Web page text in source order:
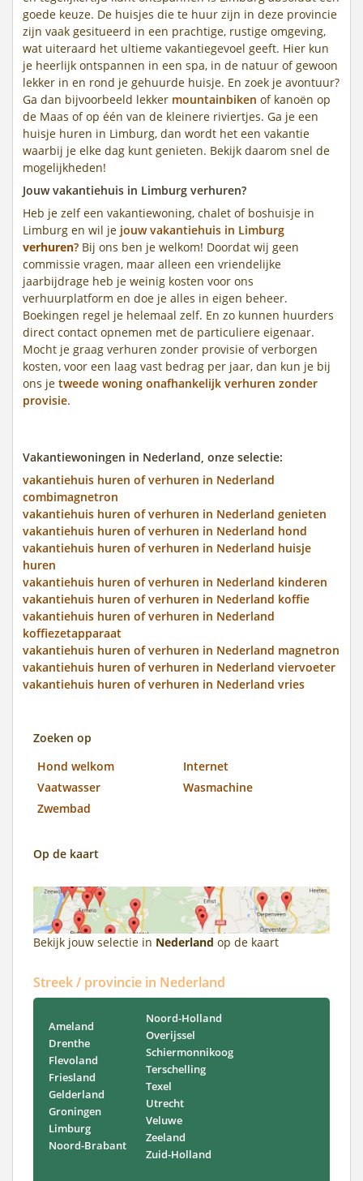
goede keuze. De huisjes die te huur zijn in deze provincie
zijn vaak gesitueerd in een prachtige, rustige omgeving,
wat uiteraard het ultieme vakantiegevoel geeft. Hier kun
je heerlijk ontspannen in een spa, in de natuur of gewoon
lekker in en rond je gehuurde huisje. En zoek je avontuur?
Ga dan bijvoorbeeld lekker mountainbiken of kanoën op
de Maas of op één van de kleinere riviertjes. Ga je een
huisje huren in Limburg, dan wordt het een vakantie
waarbij je elke dag kunt genieten. Bekijk daarom snel de
mogelijkheden!
Jouw vakantiehuis in Limburg verhuren?
Heb je zelf een vakantiewoning, chalet of boshuisje in
Limburg en wil je jouw vakantiehuis in Limburg
verhuren? Bij ons ben je welkom! Doordat wij geen
commissie vragen, maar alleen een vriendelijke
jaarbijdrage heb je weinig kosten voor ons
verhuurplatform en doe je alles in eigen beheer.
Boekingen regel je helemaal zelf. En zo kunnen huurders
direct contact opnemen met de particuliere eigenaar.
Mocht je graag verhuren zonder provisie of verborgen
kosten, voor een laag vast bedrag per jaar, dan kun je bij
ons je tweede woning onafhankelijk verhuren zonder
provisie.
Vakantiewoningen in Nederland, onze selectie:
vakantiehuis huren of verhuren in Nederland
combimagnetron
vakantiehuis huren of verhuren in Nederland genieten
vakantiehuis huren of verhuren in Nederland hond
vakantiehuis huren of verhuren in Nederland huisje
huren
vakantiehuis huren of verhuren in Nederland kinderen
vakantiehuis huren of verhuren in Nederland koffie
vakantiehuis huren of verhuren in Nederland
koffiezetapparaat
vakantiehuis huren of verhuren in Nederland magnetron
vakantiehuis huren of verhuren in Nederland viervoeter
vakantiehuis huren of verhuren in Nederland vries
Zoeken op
Hond welkom
Internet
Vaatwasser
Wasmachine
Zwembad
Op de kaart
Bekijk jouw selectie in Nederland op de kaart
Streek / provincie in Nederland
Ameland
Drenthe
Flevoland
Friesland
Gelderland
Groningen
Limburg
Noord-Brabant
Noord-Holland
Overijssel
Schiermonnikoog
Terschelling
Texel
Utrecht
Veluwe
Zeeland
Zuid-Holland